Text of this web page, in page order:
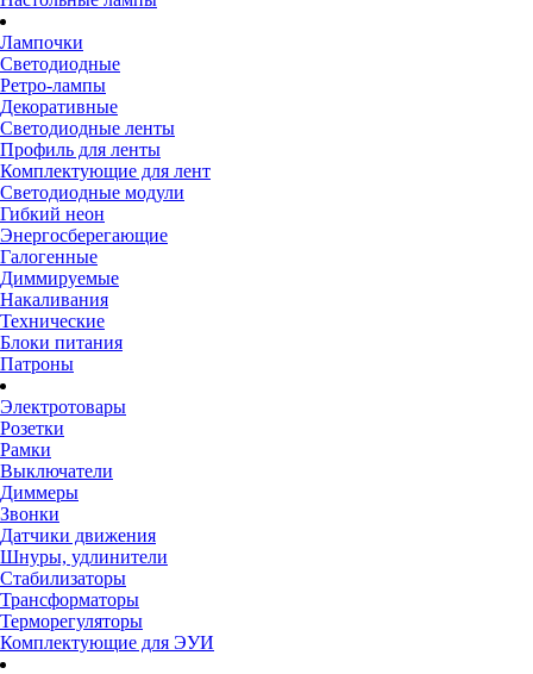
Лампочки
Светодиодные
Ретро-лампы
Декоративные
Светодиодные ленты
Профиль для ленты
Комплектующие для лент
Светодиодные модули
Гибкий неон
Энергосберегающие
Галогенные
Диммируемые
Накаливания
Технические
Блоки питания
Патроны
Электротовары
Розетки
Рамки
Выключатели
Диммеры
Звонки
Датчики движения
Шнуры, удлинители
Стабилизаторы
Трансформаторы
Терморегуляторы
Комплектующие для ЭУИ